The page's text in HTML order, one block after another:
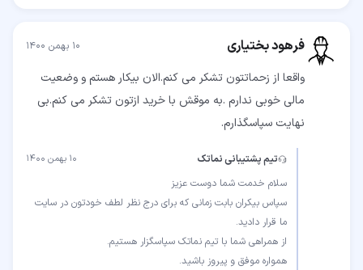
فرهود بختیاری ۱۰ بهمن ۱۴۰۰
واقعا از زحماتتون تشکر می کنم.الان بیکار هستم و وضعیت
مالی خوبی ندارم .به موقش با خرید ازتون تشکر می کنم.بی
نهایت سپاسگذارم.
تیم پشتیبانی نماتک ۱۰ بهمن ۱۴۰۰
سپاس بیکران بابت زمانی که برای درج نظر لطف خودتون در سایت
همواره موفق و پیروز باشید.